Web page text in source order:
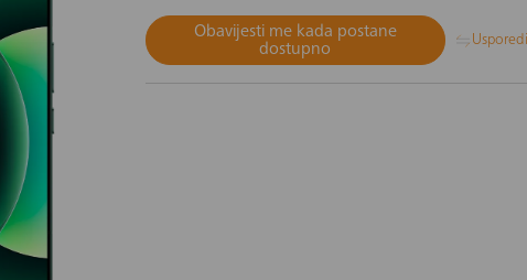
Obavijesti me kada postane
dostupno
Usporedi